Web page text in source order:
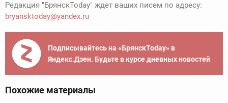
Редакция "БрянскToday" ждет ваших писем по адресу:
bryansktoday@yandex.ru
Подписывайтесь на «БрянскToday» в
Яндекс.Дзен. Будьте в курсе дневных новостей
Похожие материалы